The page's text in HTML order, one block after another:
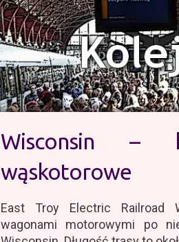
Wisconsin –
wąskotorowe
East Troy Electric Railroad
wagonami motorowymi po